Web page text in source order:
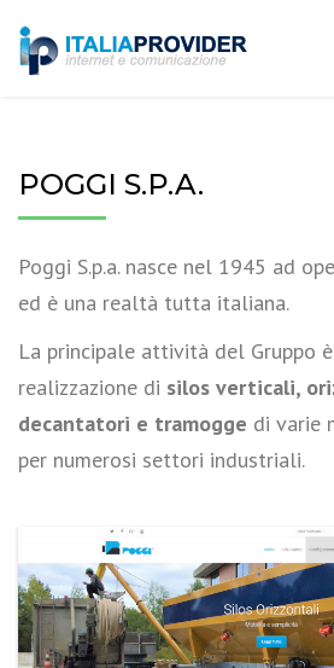
POGGI S.P.A.
Poggi S.p.a. nasce nel 1945 ad
ed è una realtà tutta italiana.
La principale attività del Gruppo
realizzazione di silos verticali,
decantatori e tramogge di varie
per numerosi settori industriali.